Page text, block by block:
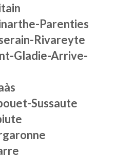
Parenties
Rivareyte
Gladie-Arrive-
Sussaute